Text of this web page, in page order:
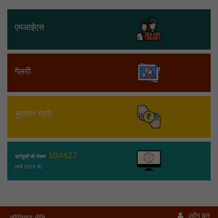
एमआईएस
गेलरी
भुगतान गेटवे
आगंतुकों की संख्या104427
(मार्च 2023 से)
लॉग इन